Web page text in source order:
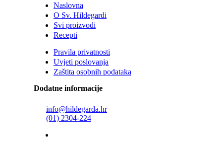
Naslovna
O Sv. Hildegardi
Svi proizvodi
Recepti
Pravila privatnosti
Uvjeti poslovanja
Zaštita osobnih podataka
Dodatne informacije
info@hildegarda.hr
(01) 2304-224